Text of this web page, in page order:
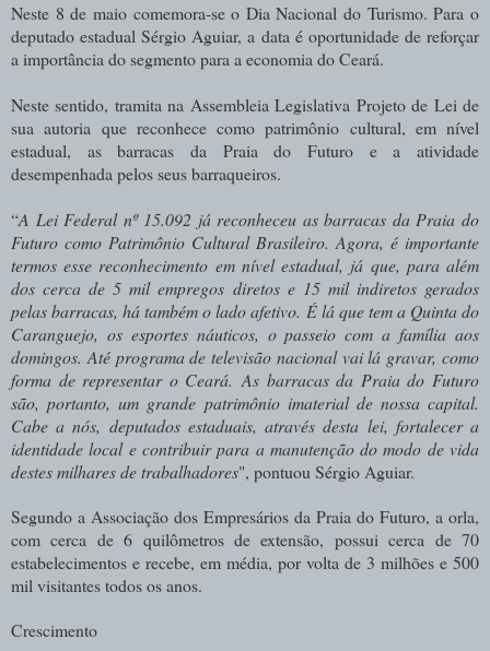
Neste 8 de maio comemora-se o Dia Nacional do Turismo. Para o
deputado estadual Sérgio Aguiar, a data é oportunidade de reforçar
a importância do segmento para a economia do Ceará.
Neste sentido, tramita na Assembleia Legislativa Projeto de Lei de
sua autoria que reconhece como patrimônio cultural, em nível
estadual, as barracas da Praia do Futuro e a atividade
desempenhada pelos seus barraqueiros.
“A Lei Federal nº 15.092 já reconheceu as barracas da Praia do
Futuro como Patrimônio Cultural Brasileiro. Agora, é importante
termos esse reconhecimento em nível estadual, já que, para além
dos cerca de 5 mil empregos diretos e 15 mil indiretos gerados
pelas barracas, há também o lado afetivo. É lá que tem a Quinta do
Caranguejo, os esportes náuticos, o passeio com a família aos
domingos. Até programa de televisão nacional vai lá gravar, como
forma de representar o Ceará. As barracas da Praia do Futuro
são, portanto, um grande patrimônio imaterial de nossa capital.
Cabe a nós, deputados estaduais, através desta lei, fortalecer a
identidade local e contribuir para a manutenção do modo de vida
destes milhares de trabalhadores", pontuou Sérgio Aguiar.
Segundo a Associação dos Empresários da Praia do Futuro, a orla,
com cerca de 6 quilômetros de extensão, possui cerca de 70
estabelecimentos e recebe, em média, por volta de 3 milhões e 500
mil visitantes todos os anos.
Crescimento